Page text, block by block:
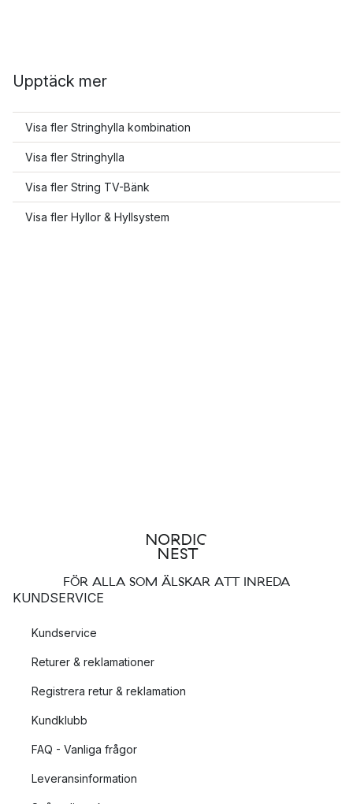
Upptäck mer
Visa fler Stringhylla kombination
Visa fler Stringhylla
Visa fler String TV-Bänk
Visa fler Hyllor & Hyllsystem
FÖR ALLA SOM ÄLSKAR ATT INREDA
KUNDSERVICE
Kundservice
Returer & reklamationer
Registrera retur & reklamation
Kundklubb
FAQ - Vanliga frågor
Leveransinformation